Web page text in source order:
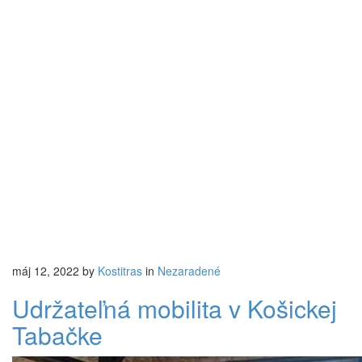
máj 12, 2022 by Kostitras in Nezaradené
Udržateľná mobilita v Košickej
Tabačke